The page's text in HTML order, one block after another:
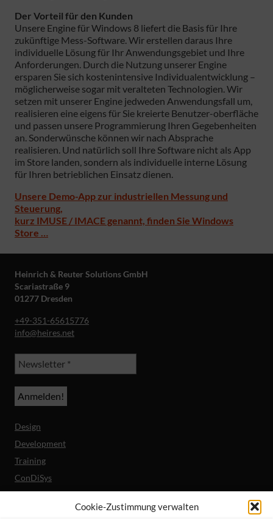
Cookie-Zustimmung verwalten
Der Vorteil für den Kunden
Unsere Engine für Windows 8 liefert die Basis für Ihre
zukünftige Mess-Software. Wir erstellen daraus Ihre
individuelle Lösung für Ihr Anwendungsgebiet und Ihre
Anforderungen. Durch die Nutzung unserer Engine
ersparen Sie sich kostenintensive Individualentwicklung –
möglicherweise sogar mit veralteten Technologien. Wir
setzen mit unserer Engine jedweden Anwendungsfall um,
realisieren eine eigens für Sie kreierte Benutzer-oberfläche
und passen unsere Programmierung Ihren Gegebenheiten
an. Sonderwünsche können wir nach Absprache
realisieren. Und natürlich soll Ihre Software nicht als App
im Store landen, sondern als individuelle interne Lösung
für Ihren betrieblichen Einsatz dienen.
Unsere Demo-App zur industriellen Messung und
Steuerung,
kurz IMUSE / IMACE genannt, finden Sie Windows
Store …
Heinrich & Reuter Solutions GmbH
Scariastraße 9
01277 Dresden
+49-351-65615776
info@heires.net
Design
Development
Training
ConDiSys
Barrierefreiheit
Mobile Lösungen